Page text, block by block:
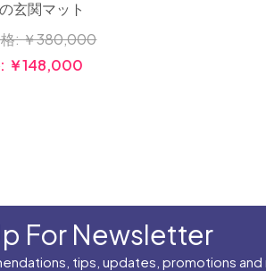
玄関マット
:￥380,000
￥148,000
For Newsletter
tips, updates, promotions and